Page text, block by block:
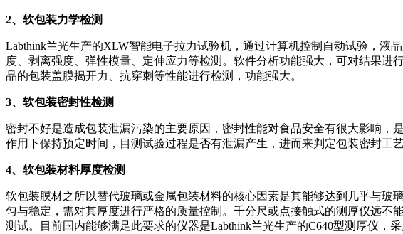
2、软包装力学检测
Labthink兰光生产的XLW智能电子拉力试验机，通过计算机控制自动试验，液
度、剥离强度、弹性模量、定伸应力等检测。软件分析功能强大，可对结果
品的包装盖膜揭开力、抗穿刺等性能进行检测，功能强大。
3、软包装密封性检测
密封不好是造成包装泄漏污染的主要原因，密封性能对食品安全有很大影响，
作用下保持预定时间，目测试验过程是否有泄漏产生，进而来判定包装密封工艺
4、软包装材料厚度检测
软包装膜材之所以替代玻璃或金属包装材料的核心因素是其能够达到几乎与
匀与稳定，需对其厚度进行严格的质量控制。千分尺或点接触式的测厚仪远
测试。目前国内能够满足此要求的仪器是Labthink兰光生产的C640型测厚仪，